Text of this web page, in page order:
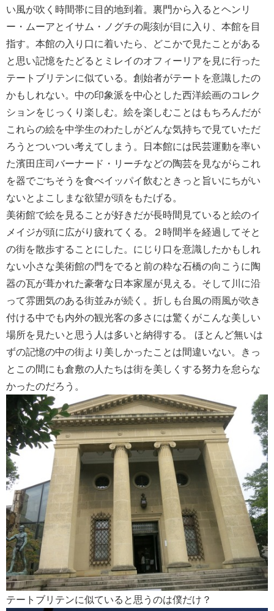
い風が吹く時間帯に目的地到着。裏門から入るとヘンリ
ー・ムーアとイサム・ノグチの彫刻が目に入り、本館を目
指す。本館の入り口に着いたら、どこかで見たことがある
と思い記憶をたどるとミレイのオフィーリアを見に行った
テートブリテンに似ている。創始者がテートを意識したの
かもしれない。中の印象派を中心とした西洋絵画のコレク
ションをじっくり楽しむ。絵を楽しむことはもちろんだが
これらの絵を中学生のわたしがどんな気持ちで見ていただ
ろうとついつい考えてしまう。日本館には民芸運動を率い
た濱田庄司バーナード・リーチなどの陶芸を見ながらこれ
を器でごちそうを食べイッパイ飲むときっと旨いにちがい
ないとよこしまな欲望が頭をもたげる。
美術館で絵を見ることが好きだが長時間見ていると絵のイ
メイジが頭に広がり疲れてくる。２時間半を経過してそと
の街を散歩することにした。にじり口を意識したかもしれ
ない小さな美術館の門をでると前の粋な石橋の向こうに陶
器の瓦が葺かれた豪奢な日本家屋が見える。そして川に沿
って雰囲気のある街並みが続く。折しも台風の雨風が吹き
付ける中でも内外の観光客の多さには驚くがこんな美しい
場所を見たいと思う人は多いと納得する。 ほとんど無いは
ずの記憶の中の街より美しかったことは間違いない。きっ
とこの間にも倉敷の人たちは街を美しくする努力を怠らな
かったのだろう。
テートブリテンに似ていると思うのは僕だけ？